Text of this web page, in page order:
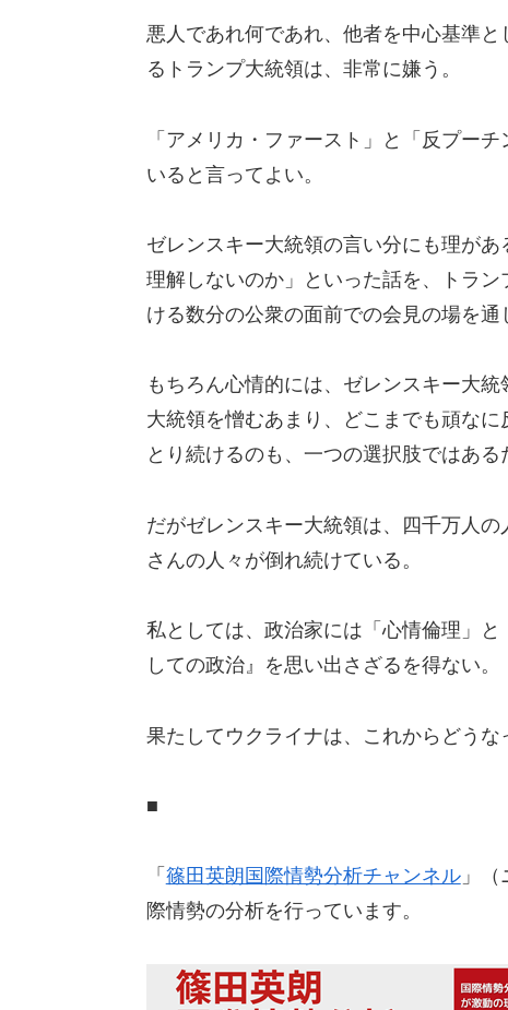
悪人であれ何であれ、他者を中心基準
るトランプ大統領は、非常に嫌う。
「アメリカ・ファースト」と「反プー
いると言ってよい。
ゼレンスキー大統領の言い分にも理が
理解しないのか」といった話を、トラ
ける数分の公衆の面前での会見の場を通
もちろん心情的には、ゼレンスキー大
大統領を憎むあまり、どこまでも頑な
とり続けるのも、一つの選択肢ではある
だがゼレンスキー大統領は、四千万人
さんの人々が倒れ続けている。
私としては、政治家には「心情倫理」
しての政治』を思い出さざるを得ない。
果たしてウクライナは、これからどうな
■
「 篠田英朗国際情勢分析チャンネル」（
際情勢の分析を行っています。